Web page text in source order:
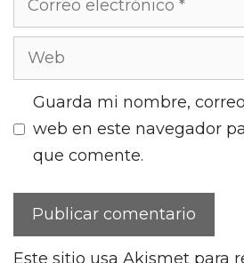
Guarda mi nombre,
web en este navegador
que comente.
Este sitio usa Akismet para